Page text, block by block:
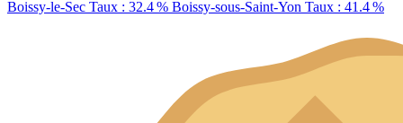
Boissy-le-Sec Taux : 32.4 % Boissy-sous-Saint-Yon Taux : 41.4 %